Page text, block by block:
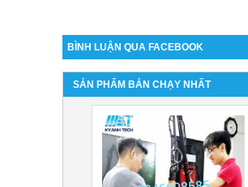
BÌNH LUẬN QUA FACEBOOK
SẢN PHẨM BÁN CHẠY NHẤT